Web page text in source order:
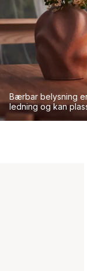
Bærbar belysning
ledning og kan